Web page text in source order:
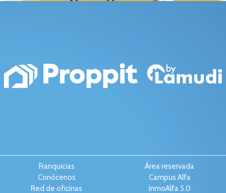
Franquicias
Conócenos
Red de oficinas
Área reservada
Campus Alfa
InmoAlfa 5.0